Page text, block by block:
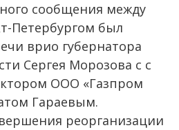
сообщения между
Петербургом был
врио губернатора
Сергея Морозова с с
ООО «Газпром
Гараевым.
реорганизации